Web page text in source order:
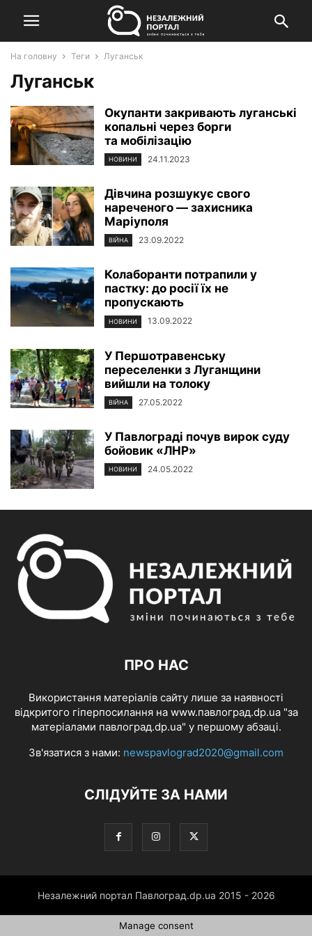
На головну Теги Луганськ
Луганськ
Окупанти закривають луганські
копальні через борги
та мобілізацію
НОВИНИ 24.11.2023
Дівчина розшукує свого
нареченого — захисника
Маріуполя
ВІЙНА 23.09.2022
Колаборанти потрапили у
пастку: до росії їх не
пропускають
НОВИНИ 13.09.2022
У Першотравенську
переселенки з Луганщини
вийшли на толоку
ВІЙНА 27.05.2022
У Павлограді почув вирок суду
бойовик «ЛНР»
НОВИНИ 24.05.2022
ПРО НАС
Використання матеріалів сайту лише за наявності
відкритого гіперпосилання на www.павлоград.dp.ua "за
матеріалами павлоград.dp.ua" у першому абзаці.
Зв'язатися з нами: newspavlograd2020@gmail.com
СЛІДУЙТЕ ЗА НАМИ
Незалежний портал Павлоград.dp.ua 2015 - 2026
Manage consent